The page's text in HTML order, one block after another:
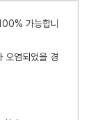
가능합니
오염되었을 경